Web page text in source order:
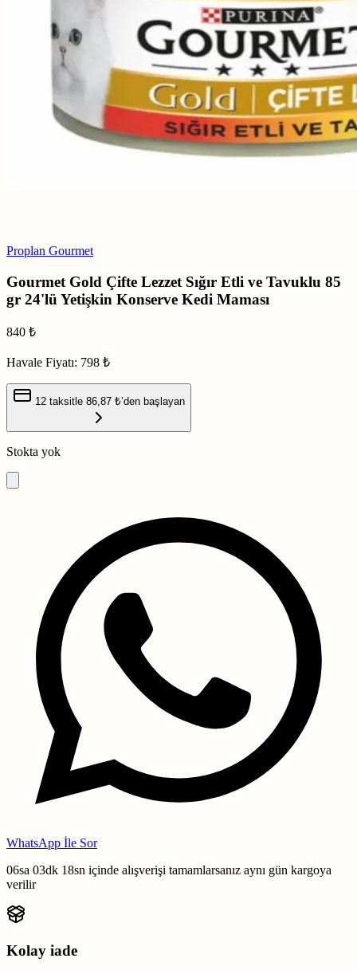
Proplan Gourmet
Gourmet Gold Çifte Lezzet Sığır Etli ve Tavuklu 85
gr 24'lü Yetişkin Konserve Kedi Maması
840 ₺
Havale Fiyatı: 798 ₺
12 taksitle 86,87 ₺’den başlayan
Stokta yok
WhatsApp İle Sor
06sa 03dk 17sn içinde alışverişi tamamlarsanız aynı gün kargoya
verilir
Kolay iade